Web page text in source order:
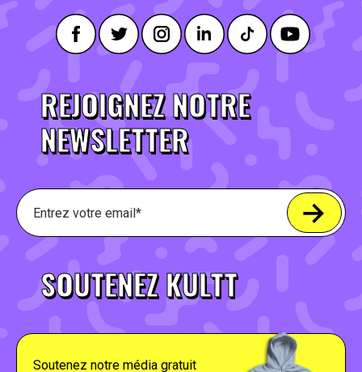
REJOIGNEZ NOTRE
NEWSLETTER
SOUTENEZ KULTT
Soutenez notre média gratuit